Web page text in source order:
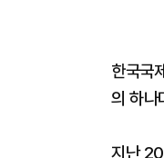
한국국
의 하나
지난